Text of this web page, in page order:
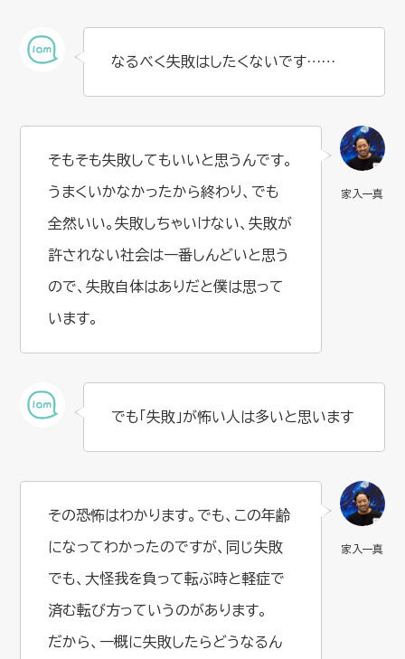
なるべく失敗はしたくないです……
そもそも失敗してもいいと思うんです。
うまくいかなかったから終わり、でも
全然いい。失敗しちゃいけない、失敗が
許されない社会は一番しんどいと思う
ので、失敗自体はありだと僕は思って
います。
でも「失敗」が怖い人は多いと思います
その恐怖はわかります。でも、この年齢
になってわかったのですが、同じ失敗
でも、大怪我を負って転ぶ時と軽症で
済む転び方っていうのがあります。
だから、一概に失敗したらどうなるん